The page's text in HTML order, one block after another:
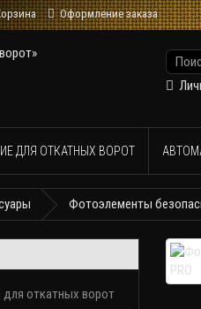
Оформление заказа
ДЛЯ ОТКАТНЫХ ВОРОТ
Фотоэлементы
откатных ворот